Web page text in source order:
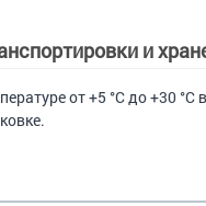
и
от +5 °С до +30 °С